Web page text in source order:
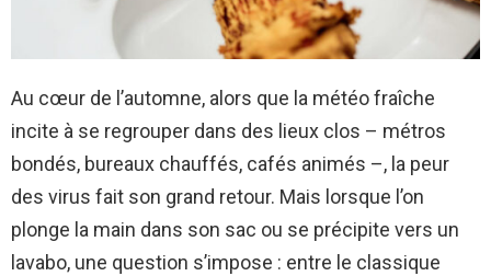
Au cœur de l’automne, alors que la météo fraîche
incite à se regrouper dans des lieux clos – métros
bondés, bureaux chauffés, cafés animés –, la peur
des virus fait son grand retour. Mais lorsque l’on
plonge la main dans son sac ou se précipite vers un
lavabo, une question s’impose : entre le classique